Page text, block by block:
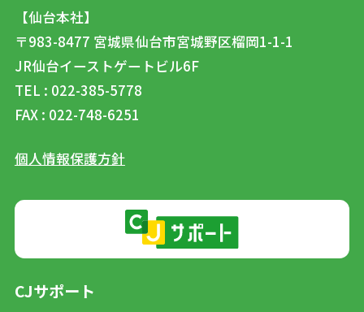
【仙台本社】
〒983-8477 宮城県仙台市宮城野区榴岡1-1-1
JR仙台イーストゲートビル6F
TEL : 022-385-5778
FAX : 022-748-6251
個人情報保護方針
CJサポート